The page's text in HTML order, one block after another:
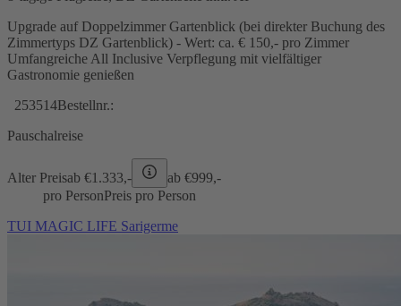
Upgrade auf Doppelzimmer Gartenblick (bei direkter Buchung des
Zimmertyps DZ Gartenblick) - Wert: ca. € 150,- pro Zimmer
Umfangreiche All Inclusive Verpflegung mit vielfältiger
Gastronomie genießen
253514Bestellnr.:
Pauschalreise
Alter Preisab €1.333,- ab €999,-
pro PersonPreis pro Person
TUI MAGIC LIFE Sarigerme